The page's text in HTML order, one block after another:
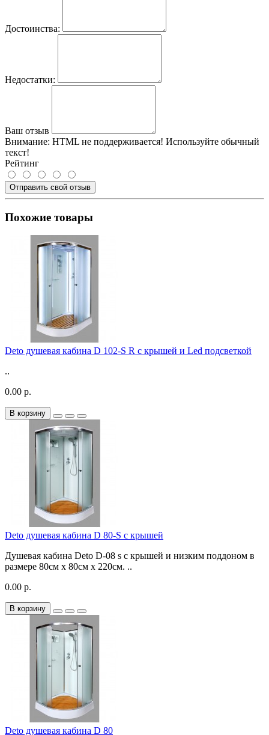
Достоинства:
Недостатки:
Ваш отзыв
Внимание: HTML не поддерживается! Используйте обычный
текст!
Рейтинг
Отправить свой отзыв
Похожие товары
Deto душевая кабина D 102-S R с крышей и Led подсветкой
..
0.00 р.
В корзину
Deto душевая кабина D 80-S с крышей
Душевая кабина Deto D-08 s с крышей и низким поддоном в
размере 80см х 80см x 220см. ..
0.00 р.
В корзину
Deto душевая кабина D 80